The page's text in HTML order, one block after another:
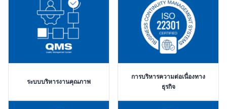
ระบบบริหารงานคุณภาพ
การบริหารความต่อเนื่องทาง
ธุรกิจ